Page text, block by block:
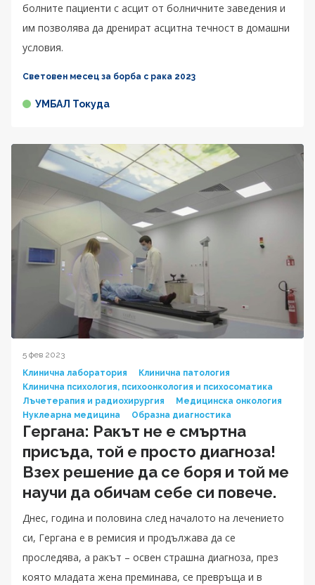
болните пациенти с асцит от болничните заведения и
им позволява да дренират асцитна течност в домашни
условия.
Световен месец за борба с рака 2023
УМБАЛ Токуда
5 фев 2023
Клинична лаборатория
Клинична патология
Клинична психология, психоонкология и психосоматика
Лъчетерапия и радиохирургия
Медицинска онкология
Нуклеарна медицина
Образна диагностика
Гергана: Ракът не е смъртна
присъда, той е просто диагноза!
Взех решение да се боря и той ме
научи да обичам себе си повече.
Днес, година и половина след началото на лечението
си, Гергана е в ремисия и продължава да се
проследява, а ракът – освен страшна диагноза, през
която младата жена преминава, се превръща и в